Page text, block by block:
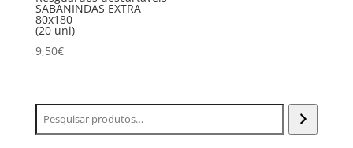
SABANINDAS EXTRA
80x180
(20 uni)
9,50€